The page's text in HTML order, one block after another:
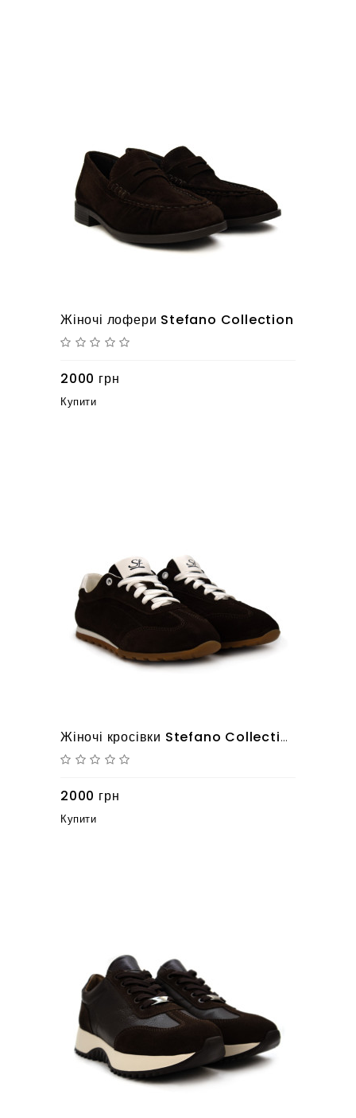
Жіночі лофери Stefano Collection
2000 грн
Купити
Жіночі кросівки Stefano Collection 10126171
2000 грн
Купити